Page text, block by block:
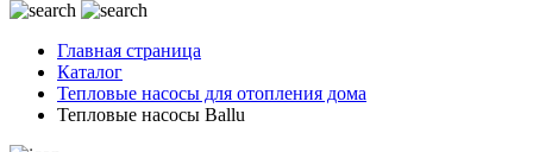
Главная страница
Каталог
Тепловые насосы для отопления дома
Тепловые насосы Ballu